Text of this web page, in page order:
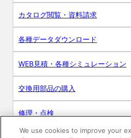
カタログ閲覧・資料請求
各種データダウンロード
WEB見積・各種シミュレーション
交換用部品の購入
修理・点検
We use cookies to improve your